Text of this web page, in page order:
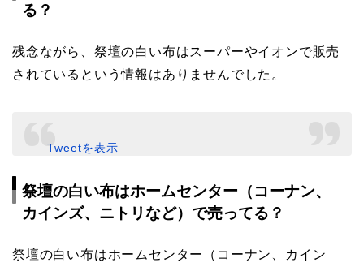
る？
残念ながら、祭壇の白い布はスーパーやイオンで販売
されているという情報はありませんでした。
Tweetを表示
祭壇の白い布はホームセンター（コーナン、
カインズ、ニトリなど）で売ってる？
祭壇の白い布はホームセンター（コーナン、カイン